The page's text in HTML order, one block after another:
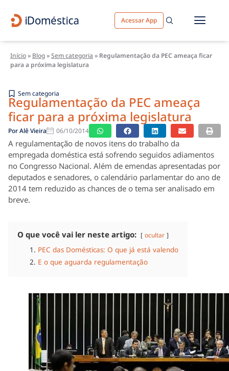
Acessar App
Início» Blog»Sem categoria » Regulamentação da PEC ameaça ficar
para a próxima legislatura
Sem categoria
Regulamentação da PEC ameaça
ficar para a próxima legislatura
PorAlê Vieira 06/10/2014
A regulamentação de novos itens do trabalho da
empregada doméstica está sofrendo seguidos adiamentos
no Congresso Nacional. Além de emendas apresentadas por
deputados e senadores, o calendário parlamentar do ano de
2014 tem reduzido as chances de o tema ser analisado em
breve.
O que você vai ler neste artigo: ocultar
PEC das Domésticas: O que já está valendo
E o que aguarda regulamentação